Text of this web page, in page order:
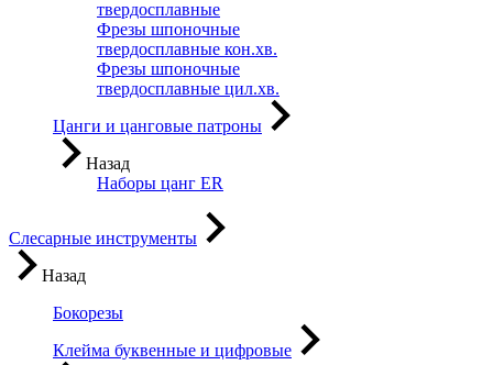
твердосплавные
Фрезы шпоночные
твердосплавные кон.хв.
Фрезы шпоночные
твердосплавные цил.хв.
Цанги и цанговые патроны
Назад
Наборы цанг ER
Слесарные инструменты
Назад
Бокорезы
Клейма буквенные и цифровые